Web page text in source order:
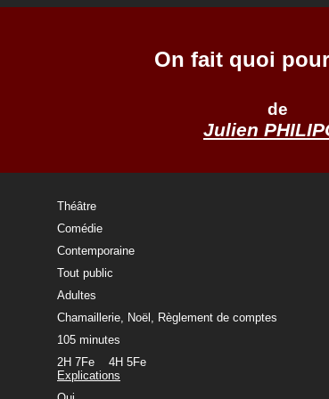
On fait quoi
de
Julien
Théâtre
Comédie
Contemporaine
Tout public
Adultes
Chamaillerie, Noël, Règlement de comptes
105 minutes
2H 7Fe 4H 5Fe
Explications